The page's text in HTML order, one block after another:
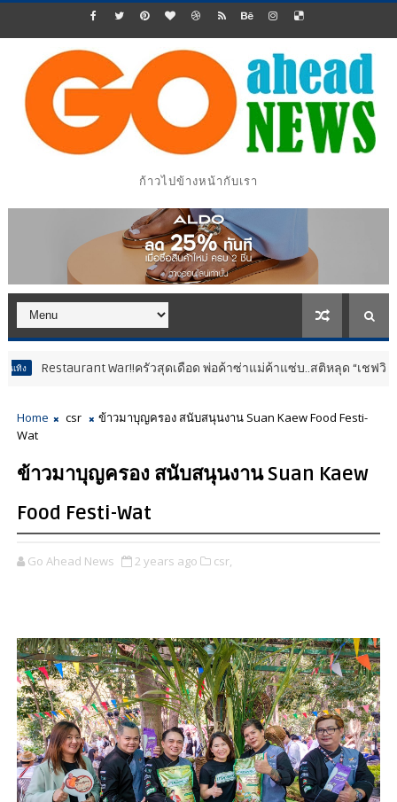
ก้าวไปข้างหน้ากับเรา
War!!ครัวสุดเดือด พ่อค้าซ่าแม่ค้าแซ่บ..สติหลุด “เชฟวิลเมนต์”
Home csr
ข้าวมาบุญครอง สนับสนุนงาน Suan Kaew Food Festi-
Wat
ข้าวมาบุญครอง สนับสนุนงาน Suan Kaew
Food Festi-Wat
Go Ahead News 2 years ago csr,